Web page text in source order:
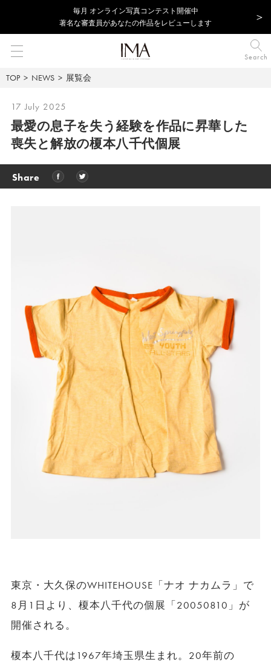
毎⽉ オンライン写真コンテスト開催中
著名な審査員があなたの作品をレビューします
Search
TOP NEWS 展覧会
17 July 2025
最愛の息子を失う経験を作品に昇華した
喪失と解放の榎本八千代個展
Share
東京・大久保のWHITEHOUSE「ナオ ナカムラ」で
8月1日より、榎本八千代の個展「20050810」が
開催される。
榎本八千代は1967年埼玉県生まれ。20年前の